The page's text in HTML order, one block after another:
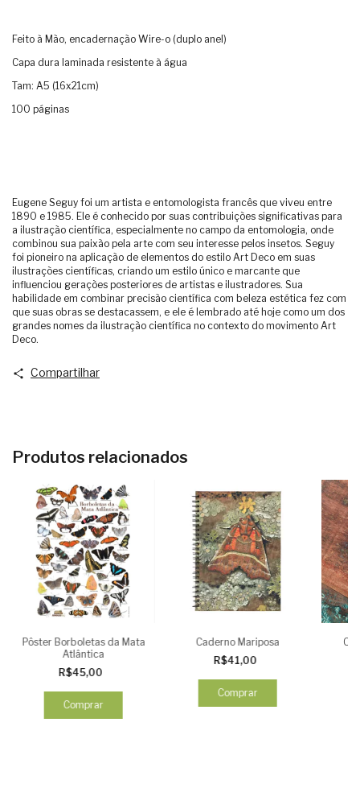
Feito à Mão, encadernação Wire-o (duplo anel)
Capa dura laminada resistente à água
Tam: A5 (16x21cm)
100 páginas
Eugene Seguy foi um artista e entomologista francês que viveu entre
1890 e 1985. Ele é conhecido por suas contribuições significativas para
a ilustração científica, especialmente no campo da entomologia, onde
combinou sua paixão pela arte com seu interesse pelos insetos. Seguy
foi pioneiro na aplicação de elementos do estilo Art Deco em suas
ilustrações científicas, criando um estilo único e marcante que
influenciou gerações posteriores de artistas e ilustradores. Sua
habilidade em combinar precisão científica com beleza estética fez com
que suas obras se destacassem, e ele é lembrado até hoje como um dos
grandes nomes da ilustração científica no contexto do movimento Art
Deco.
Compartilhar
Produtos relacionados
Pôster Borboletas da Mata
Atlântica
R$45,00
Comprar
Caderno Mariposa
R$41,00
Comprar